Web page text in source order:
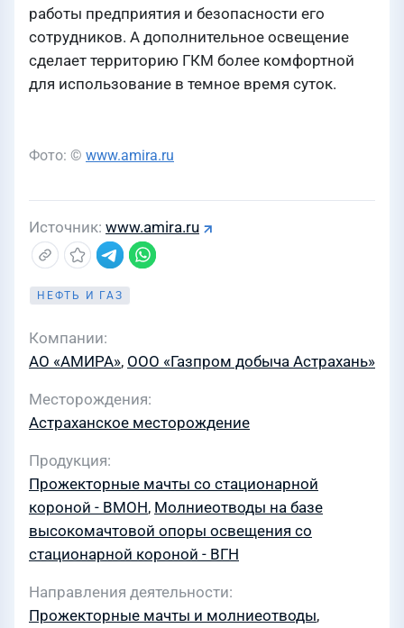
работы предприятия и безопасности его
сотрудников. А дополнительное освещение
сделает территорию ГКМ более комфортной
для использование в темное время суток.
Фото: © www.amira.ru
Источник www.amira.ru
НЕФТЬ И ГАЗ
Компании
АО «АМИРА», ООО «Газпром добыча Астрахань»
Месторождения
Астраханское месторождение
Продукция
Прожекторные мачты со стационарной
короной - ВМОН, Молниеотводы на базе
высокомачтовой опоры освещения со
стационарной короной - ВГН
Направления деятельности
Прожекторные мачты и молниеотводы,